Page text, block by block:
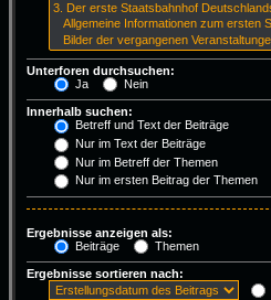
Unterforen durchsuchen:
Ja
Nein
Innerhalb suchen:
Betreff und Text der Beiträge
Nur im Text der Beiträge
Nur im Betreff der Themen
Nur im ersten Beitrag der Themen
Ergebnisse anzeigen als:
Beiträge
Themen
Ergebnisse sortieren nach: